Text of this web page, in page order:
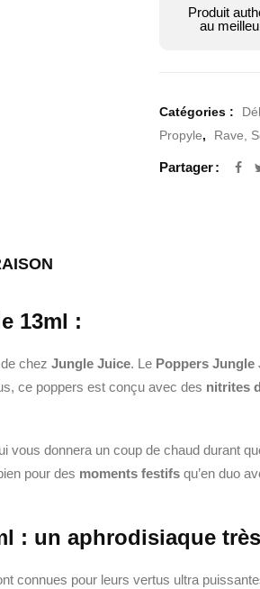
Produit
au
Catégories :
Propyle, Rave,
Partager
13ml :
chez Jungle Juice. Le Poppers Jungle
ce poppers est conçu avec des nitrites
vous donnera un coup de chaud durant
pour des moments festifs qu’en duo
: un aphrodisiaque
connues pour leurs vertus ultra